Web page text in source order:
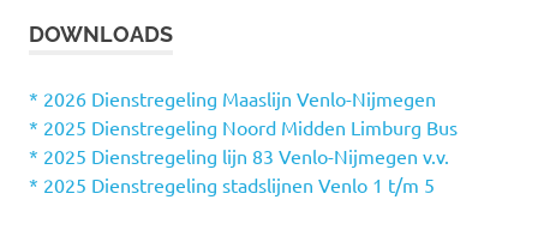
e
n
a
a
r
DOWNLOADS
* 2026 Dienstregeling Maaslijn Venlo-Nijmegen
* 2025 Dienstregeling Noord Midden Limburg Bus
* 2025 Dienstregeling lijn 83 Venlo-Nijmegen v.v.
* 2025 Dienstregeling stadslijnen Venlo 1 t/m 5